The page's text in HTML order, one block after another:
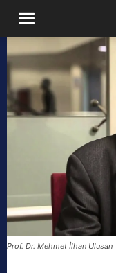
Prof. Dr. Mehmet İlhan Ulusan